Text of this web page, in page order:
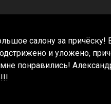
салону за причёску!
и уложено,
понравились!